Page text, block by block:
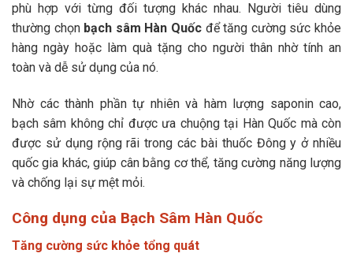
phù hợp với từng đối tượng khác nhau. Người tiêu dùng
thường chọn bạch sâm Hàn Quốc để tăng cường sức khỏe
hàng ngày hoặc làm quà tặng cho người thân nhờ tính an
toàn và dễ sử dụng của nó.
Nhờ các thành phần tự nhiên và hàm lượng saponin cao,
bạch sâm không chỉ được ưa chuộng tại Hàn Quốc mà còn
được sử dụng rộng rãi trong các bài thuốc Đông y ở nhiều
quốc gia khác, giúp cân bằng cơ thể, tăng cường năng lượng
và chống lại sự mệt mỏi.
Công dụng của Bạch Sâm Hàn Quốc
Tăng cường sức khỏe tổng quát